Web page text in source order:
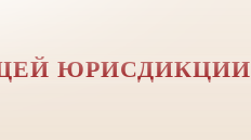
ЮРИСДИКЦИИ